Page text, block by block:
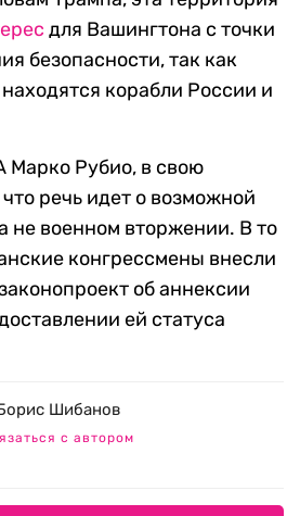
для Вашингтона с точки
безопасности, так как
корабли России и
Марко Рубио, в свою
что речь идет о возможной
не военном вторжении. В то
конгрессмены внесли
об аннексии
ей статуса
Шибанов
с автором